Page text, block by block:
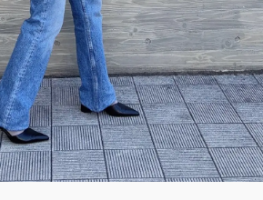
2026年9月号